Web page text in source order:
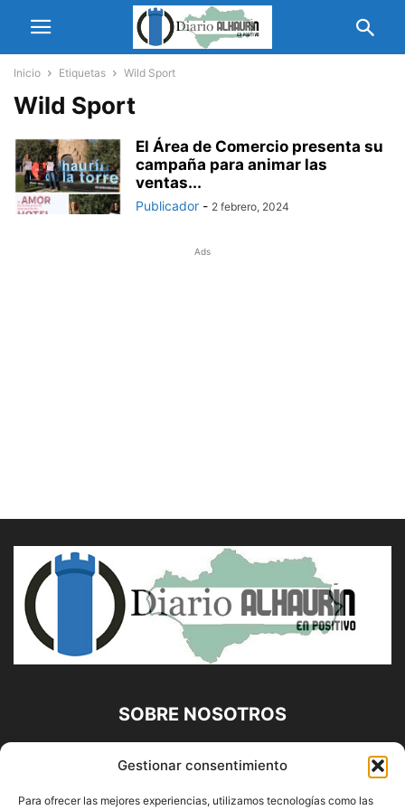
Gestionar consentimiento
Para ofrecer las mejores experiencias, utilizamos tecnologías como las
Inicio Etiquetas Wild Sport
Wild Sport
El Área de Comercio presenta su
campaña para animar las
ventas...
Publicador - 2 febrero, 2024
Ads
SOBRE NOSOTROS
Diario Alhaurín (www.alhaurindelatorre.com) Propiedad de
Francisco E. López López | 639 95 71 95 | Noticias de
Alhaurín de la Torre, Málaga y Provincia|